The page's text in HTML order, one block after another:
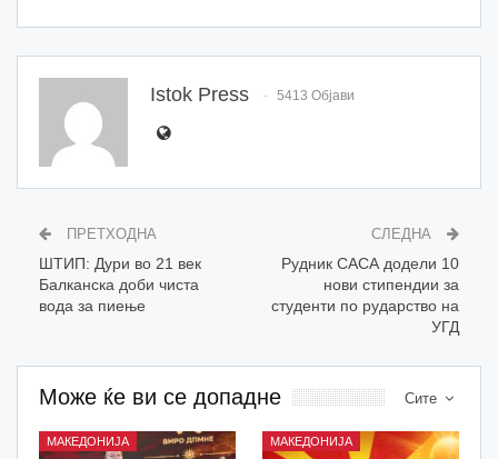
Istok Press 5413 Објави
ПРЕТХОДНА
ШТИП: Дури во 21 век
Балканска доби чиста
вода за пиење
СЛЕДНА
Рудник САСА додели 10
нови стипендии за
студенти по рударство на
УГД
Сите
Може ќе ви се допадне
МАКЕДОНИЈА МАКЕДОНИЈА